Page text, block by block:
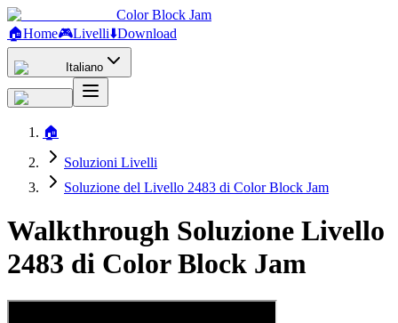
Color Block Jam
🏠Home🎮Livelli⬇️Download
Italiano
🏠
Soluzioni Livelli
Soluzione del Livello 2483 di Color Block Jam
Walkthrough Soluzione Livello
2483 di Color Block Jam